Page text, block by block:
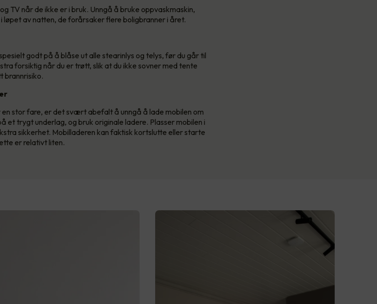
TV når de ikke er i bruk. Unngå å bruke oppvaskmaskin,
løpet av natten, de forårsaker flere boligbranner i året.
godt på å blåse ut alle stearinlys og telys, før du går til
forsiktig når du er trøtt, slik at du ikke sovner med tente
brannrisiko.
en stor fare, er det svært abefalt å unngå å lade mobilen om
et trygt underlag, og bruk originale ladere. Plasser mobilen i
sikkerhet. Mobilladeren kan faktisk kortslutte eller starte
er relativt liten.